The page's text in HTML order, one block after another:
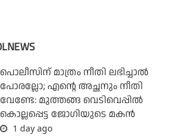
പൊലീസിന് മാത്രം നീതി ലഭിച്ചാല്‍
പോരല്ലോ; എന്റെ അച്ഛനും നീതി
വേണ്ടേ: മുത്തങ്ങ വെടിവെപ്പില്‍
കൊല്ലപ്പെട്ട ജോഗിയുടെ മകന്‍
1 day ago